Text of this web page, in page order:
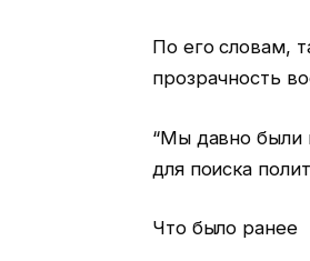
По его словам,
прозрачность
“Мы давно были
для поиска
Что было ранее